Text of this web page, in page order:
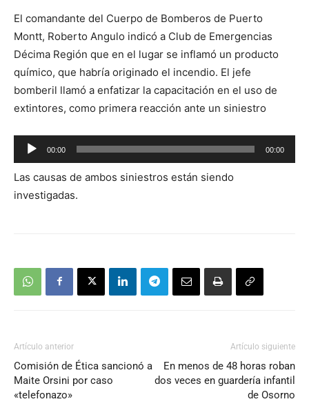
El comandante del Cuerpo de Bomberos de Puerto
Montt, Roberto Angulo indicó a Club de Emergencias
Décima Región que en el lugar se inflamó un producto
químico, que habría originado el incendio. El jefe
bomberil llamó a enfatizar la capacitación en el uso de
extintores, como primera reacción ante un siniestro
Reproductor
de
audio
00:00 00:00
Las causas de ambos siniestros están siendo
investigadas.
Artículo anterior
Comisión de Ética sancionó a
Maite Orsini por caso
«telefonazo»
Artículo siguiente
En menos de 48 horas roban
dos veces en guardería infantil
de Osorno